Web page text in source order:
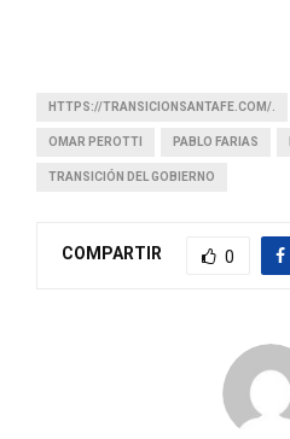
HTTPS://TRANSICIONSANTAFE.COM/.
OMAR PEROTTI PABLO FARIAS
TRANSICIÓN DEL GOBIERNO
COMPARTIR 0